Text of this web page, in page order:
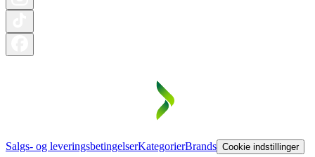
Salgs- og leveringsbetingelserKategorierBrands Cookie indstillinger